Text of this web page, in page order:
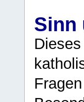
Sinn